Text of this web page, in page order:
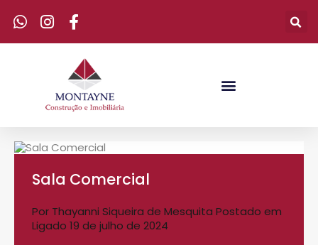
Sala Comercial
Por Thayanni Siqueira de Mesquita Postado em
Ligado 19 de julho de 2024